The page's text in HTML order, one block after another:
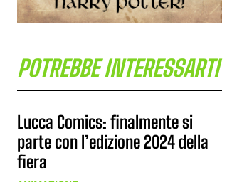
POTREBBE INTERESSARTI
Lucca Comics: finalmente si
parte con l’edizione 2024 della
fiera